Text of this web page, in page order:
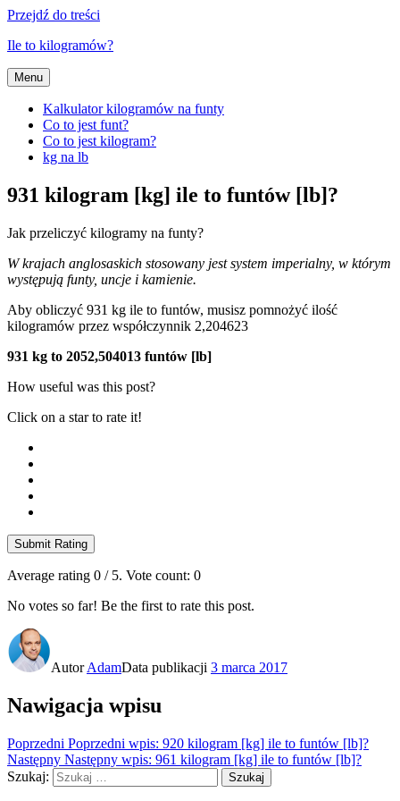
Przejdź do treści
Ile to kilogramów?
Menu
Kalkulator kilogramów na funty
Co to jest funt?
Co to jest kilogram?
kg na lb
931 kilogram [kg] ile to funtów [lb]?
Jak przeliczyć kilogramy na funty?
W krajach anglosaskich stosowany jest system imperialny, w którym
występują funty, uncje i kamienie.
Aby obliczyć 931 kg ile to funtów, musisz pomnożyć ilość
kilogramów przez współczynnik 2,204623
931 kg to 2052,504013 funtów [lb]
How useful was this post?
Click on a star to rate it!
Submit Rating
Average rating 0 / 5. Vote count: 0
No votes so far! Be the first to rate this post.
AutorAdamData publikacji 3 marca 2017
Nawigacja wpisu
Poprzedni Poprzedni wpis: 920 kilogram [kg] ile to funtów [lb]?
Następny Następny wpis: 961 kilogram [kg] ile to funtów [lb]?
Szukaj:
Szukaj